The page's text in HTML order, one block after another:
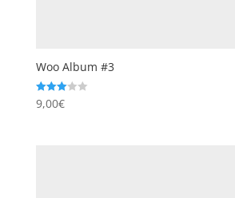
Woo Album #3
Note
3.00
9,00€